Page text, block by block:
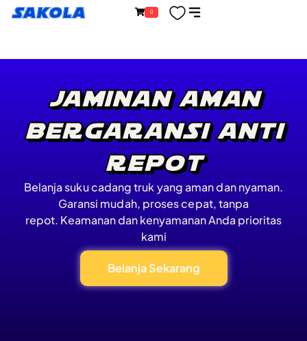
content
LewatiSakola 0
Jaminan Aman
Bergaransi Anti
Repot
Belanja suku cadang truk yang aman dan nyaman.
Garansi mudah, proses cepat, tanpa
repot. Keamanan dan kenyamanan Anda prioritas
kami
Belanja Sekarang